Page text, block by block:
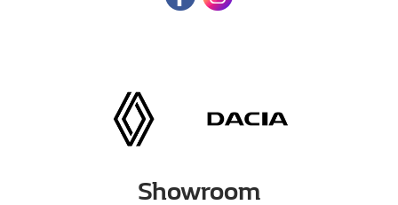
Showroom